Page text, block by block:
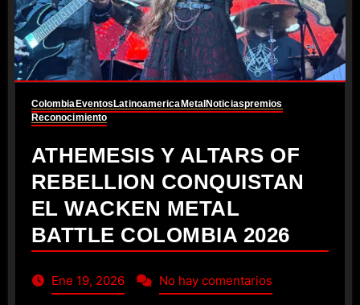
ColombiaEventosLatinoamericaMetalNoticiaspremios
Reconocimiento
ATHEMESIS Y ALTARS OF
REBELLION CONQUISTAN
EL WACKEN METAL
BATTLE COLOMBIA 2026
Ene 19, 2026 No hay comentarios